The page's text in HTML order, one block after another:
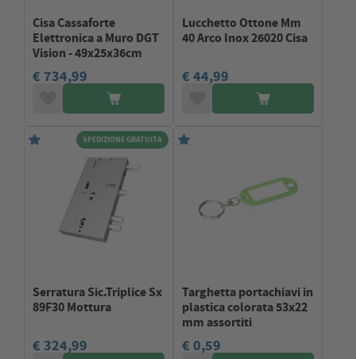
Cisa Cassaforte
Elettronica a Muro DGT
Vision - 49x25x36cm
€ 734,99
Lucchetto Ottone Mm
40 Arco Inox 26020 Cisa
€ 44,99
SPEDIZIONE GRATUITA
Serratura Sic.Triplice Sx
89F30 Mottura
€ 324,99
Targhetta portachiavi in
plastica colorata 53x22
mm assortiti
€ 0,59